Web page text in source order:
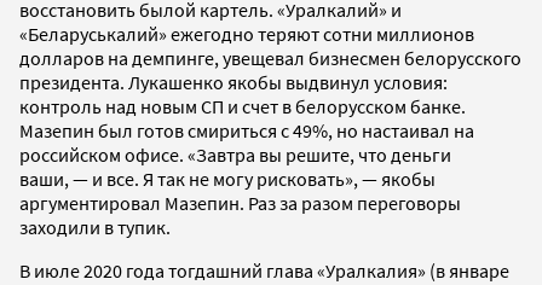
восстановить былой картель. «Уралкалий» и
«Беларуськалий» ежегодно теряют сотни миллионов
долларов на демпинге, увещевал бизнесмен белорусского
президента. Лукашенко якобы выдвинул условия:
контроль над новым СП и счет в белорусском банке.
Мазепин был готов смириться с 49%, но настаивал на
российском офисе. «Завтра вы решите, что деньги
ваши, — и все. Я так не могу рисковать», — якобы
аргументировал Мазепин. Раз за разом переговоры
заходили в тупик.
В июле 2020 года тогдашний глава «Уралкалия» (в январе